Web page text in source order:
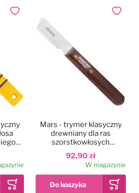
Dodaj do ulubionych
92,90 zł
Mars - trymer klasyczny
drewniany dla ras
szorstkowłosych
(99M324)
W magazynie
Dodaj